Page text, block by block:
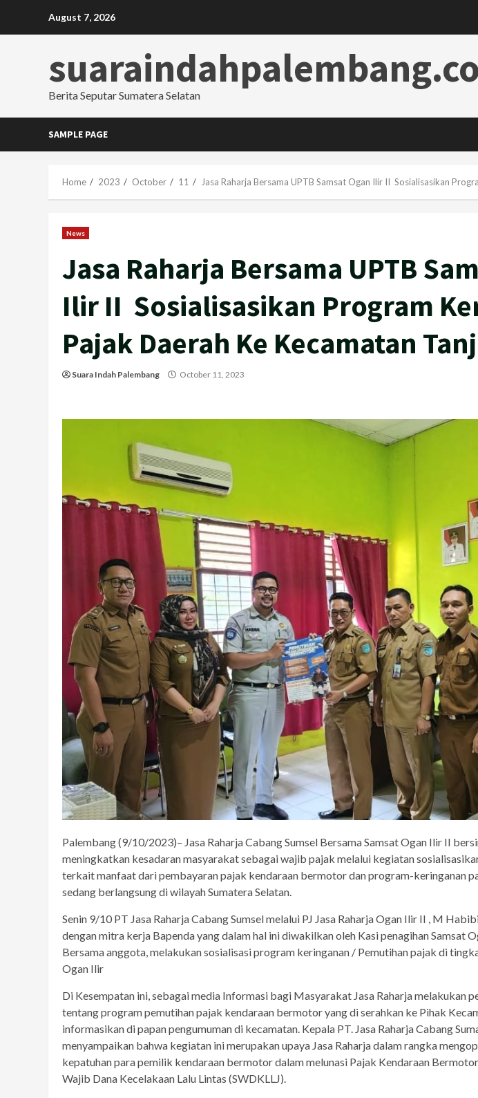
August 7, 2026
Berita Seputar Sumatera Selatan
SAMPLE PAGE
Home 2023 October 11 Jasa Raharja Bersama UPTB Samsat Ogan Ilir II Sosialisasikan
News
Jasa Raharja Bersama UPTB
Ilir II Sosialisasikan Program
Pajak Daerah Ke Kecamatan
Suara Indah Palembang October 11, 2023
Palembang (9/10/2023)– Jasa Raharja Cabang Sumsel Bersama Samsat Ogan Ilir II
meningkatkan kesadaran masyarakat sebagai wajib pajak melalui kegiatan
terkait manfaat dari pembayaran pajak kendaraan bermotor dan program-keringanan
sedang berlangsung di wilayah Sumatera Selatan.
Senin 9/10 PT Jasa Raharja Cabang Sumsel melalui PJ Jasa Raharja Ogan Ilir II , M
dengan mitra kerja Bapenda yang dalam hal ini diwakilkan oleh Kasi penagihan Samsat
Bersama anggota, melakukan sosialisasi program keringanan / Pemutihan pajak di
Ogan Ilir
Di Kesempatan ini, sebagai media Informasi bagi Masyarakat Jasa Raharja melakukan
tentang program pemutihan pajak kendaraan bermotor yang di serahkan ke Pihak
informasikan di papan pengumuman di kecamatan. Kepala PT. Jasa Raharja Cabang
menyampaikan bahwa kegiatan ini merupakan upaya Jasa Raharja dalam rangka
kepatuhan para pemilik kendaraan bermotor dalam melunasi Pajak Kendaraan
Wajib Dana Kecelakaan Lalu Lintas (SWDKLLJ).